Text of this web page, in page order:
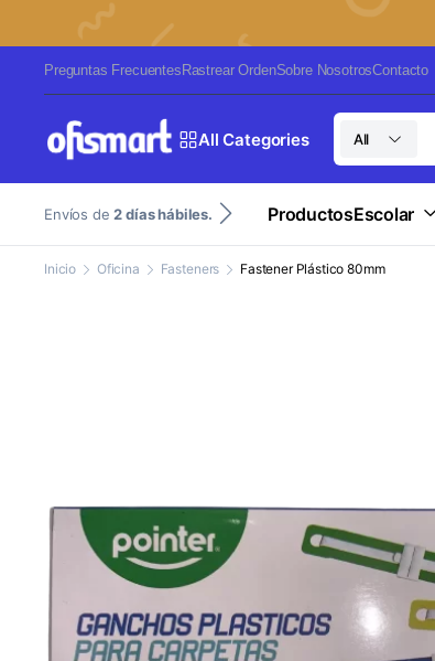
Preguntas Frecuentes Rastrear OrdenSobre NosotrosContacto
All Categories All
Envíos de 2 días hábiles. ProductosEscolar
Inicio Oficina Fasteners Fastener Plástico 80mm